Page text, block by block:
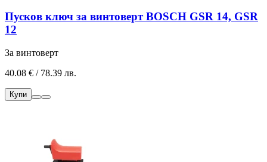
Пусков ключ за винтоверт BOSCH GSR 14, GSR
12
За винтоверт
40.08 € / 78.39 лв.
Купи